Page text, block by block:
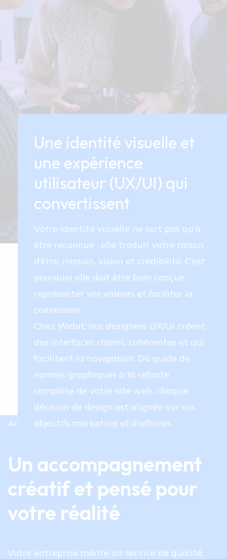
Une identité visuelle et
une expérience
utilisateur (UX/UI) qui
convertissent
Votre identité visuelle ne sert pas qu’à
être reconnue : elle traduit votre raison
d’être, mission, vision et crédibilité. C’est
pourquoi elle doit être bien conçue,
représenter vos valeurs et faciliter la
conversion.
Chez Webit, nos designers UX/UI créent
des interfaces claires, cohérentes et qui
facilitent la navigation. Du guide de
normes graphiques à la refonte
complète de votre site web, chaque
décision de design est alignée sur vos
objectifs marketing et d’affaires.
Accompagnement complet
Un accompagnement
créatif et pensé pour
votre réalité
Votre entreprise mérite un service de qualité.